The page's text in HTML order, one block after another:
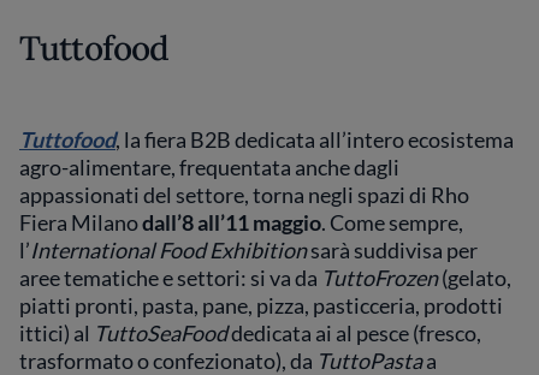
Tuttofood
Tuttofood, la fiera B2B dedicata all’intero ecosistema
agro-alimentare, frequentata anche dagli
appassionati del settore, torna negli spazi di Rho
Fiera Milanodall’8 all’11 maggio. Come sempre,
l’International Food Exhibitionsarà suddivisa per
aree tematiche e settori: si va da TuttoFrozen(gelato,
piatti pronti, pasta, pane, pizza, pasticceria, prodotti
ittici) al TuttoSeaFooddedicata ai al pesce (fresco,
trasformato o confezionato), da TuttoPastaa